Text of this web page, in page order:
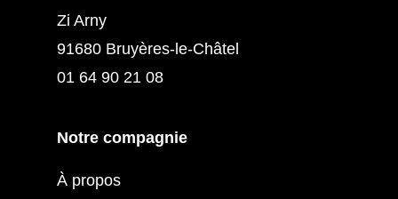
Zi Arny
91680 Bruyères-le-Châtel
01 64 90 21 08
Notre compagnie
À propos